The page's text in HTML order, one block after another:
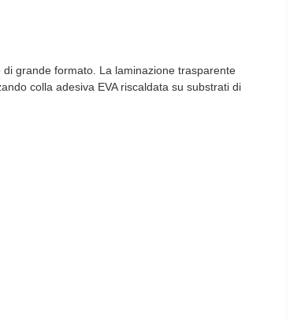
grande formato. La laminazione trasparente
colla adesiva EVA riscaldata su substrati di